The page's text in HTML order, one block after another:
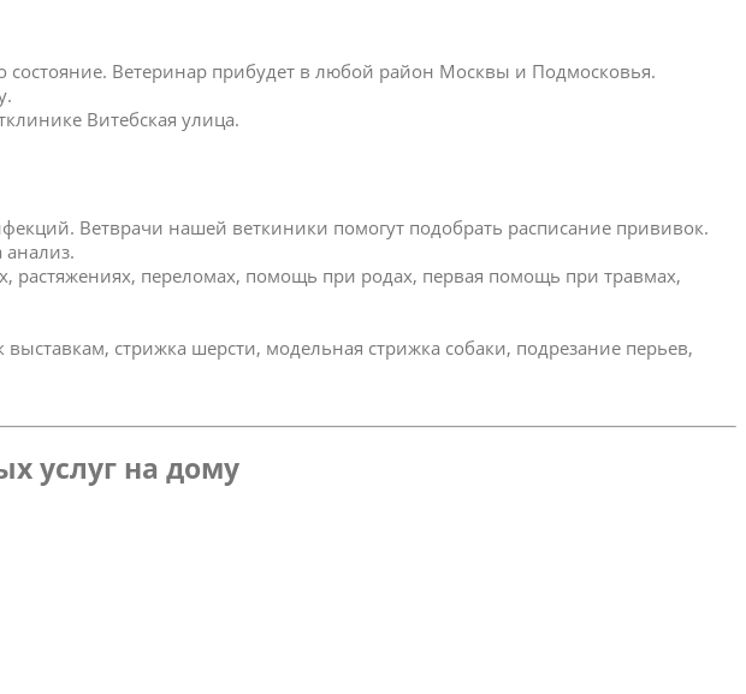
состояние. Ветеринар прибудет в любой район Москвы и Подмосковья.
Витебская улица.
Ветврачи нашей веткиники помогут подобрать расписание прививок.
растяжениях, переломах, помощь при родах, первая помощь при травмах,
стрижка шерсти, модельная стрижка собаки, подрезание перьев,
услуг на дому